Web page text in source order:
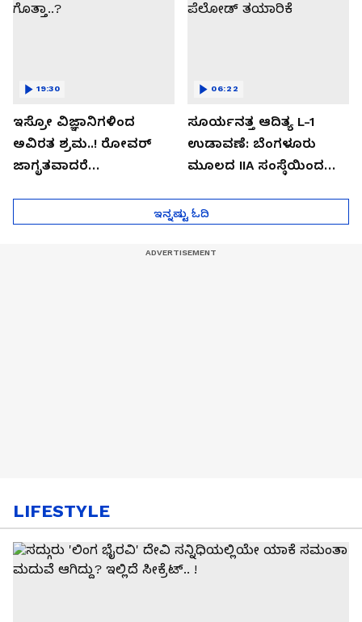
ಇಸ್ರೋ ವಿಜ್ಞಾನಿಗಳಿಂದ
ಅವಿರತ ಶ್ರಮ..! ರೋವರ್
ಜಾಗೃತವಾದರೆ
19:30
ಸೂರ್ಯನತ್ತ ಆದಿತ್ಯ L-1
ಉಡಾವಣೆ: ಬೆಂಗಳೂರು
ಮೂಲದ IIA ಸಂಸ್ಥೆಯಿಂದ
06:22
ಇನ್ನಷ್ಟು ಓದಿ
LIFESTYLE